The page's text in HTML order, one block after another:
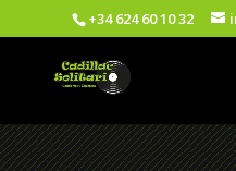
+34 624 60 10 32